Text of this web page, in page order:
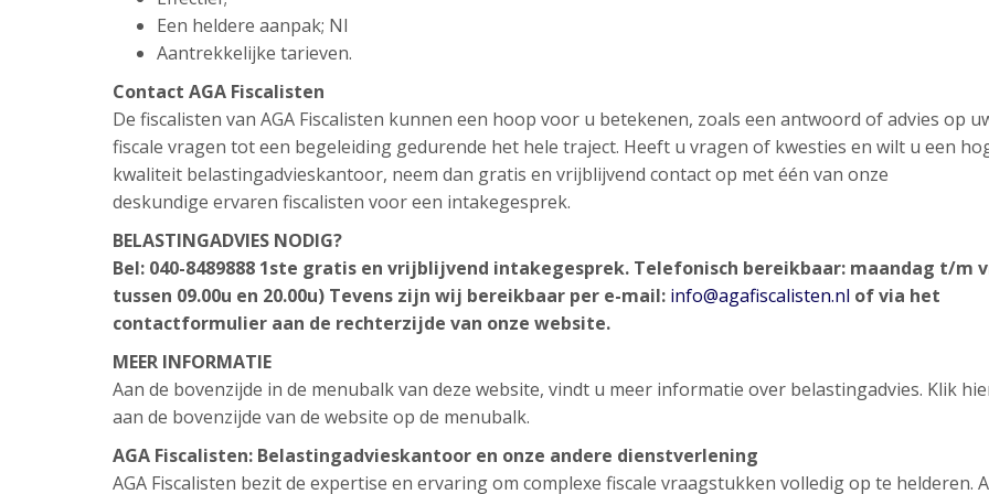
Een heldere aanpak; Nl
Aantrekkelijke tarieven.
Contact AGA Fiscalisten
De fiscalisten van AGA Fiscalisten kunnen een hoop voor u betekenen, zoals een antwoord of advies op
fiscale vragen tot een begeleiding gedurende het hele traject. Heeft u vragen of kwesties en wilt u een
kwaliteit belastingadvieskantoor, neem dan gratis en vrijblijvend contact op met één van onze
deskundige ervaren fiscalisten voor een intakegesprek.
BELASTINGADVIES NODIG?
Bel: 040-8489888 1ste gratis en vrijblijvend intakegesprek. Telefonisch bereikbaar: maandag t/m
tussen 09.00u en 20.00u) Tevens zijn wij bereikbaar per e-mail: info@agafiscalisten.nl of via het
contactformulier aan de rechterzijde van onze website.
MEER INFORMATIE
Aan de bovenzijde in de menubalk van deze website, vindt u meer informatie over belastingadvies. Klik
aan de bovenzijde van de website op de menubalk.
AGA Fiscalisten: Belastingadvieskantoor en onze andere dienstverlening
AGA Fiscalisten bezit de expertise en ervaring om complexe fiscale vraagstukken volledig op te helderen.